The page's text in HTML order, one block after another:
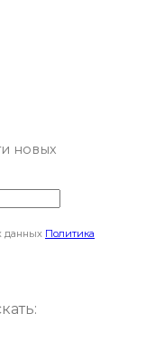
новых
данных Политика